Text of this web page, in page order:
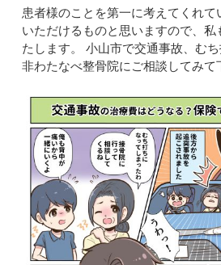
患者様のことを第一に考えてくれて
いただけるものと思いますので、私
たします。 小山市で交通事故、む
非わたなべ整骨院にご相談してみて